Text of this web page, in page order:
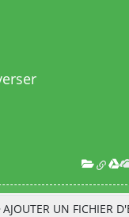
AJOUTER UN FICHIER